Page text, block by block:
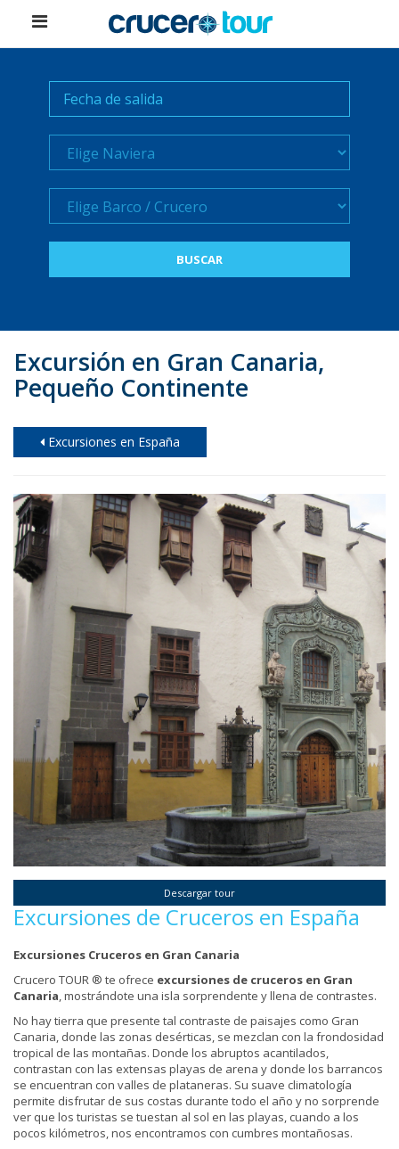
Naviera
Crucero
Excursión en Gran Canaria,
Pequeño Continente
Excursiones en España
Descargar tour
Excursiones de Cruceros en España
Excursiones Cruceros en Gran Canaria
Crucero TOUR ® te ofrece excursiones de cruceros en Gran
Canaria, mostrándote una isla sorprendente y llena de contrastes.
No hay tierra que presente tal contraste de paisajes como Gran
Canaria, donde las zonas desérticas, se mezclan con la frondosidad
tropical de las montañas. Donde los abruptos acantilados,
contrastan con las extensas playas de arena y donde los barrancos
se encuentran con valles de plataneras. Su suave climatología
permite disfrutar de sus costas durante todo el año y no sorprende
ver que los turistas se tuestan al sol en las playas, cuando a los
pocos kilómetros, nos encontramos con cumbres montañosas.